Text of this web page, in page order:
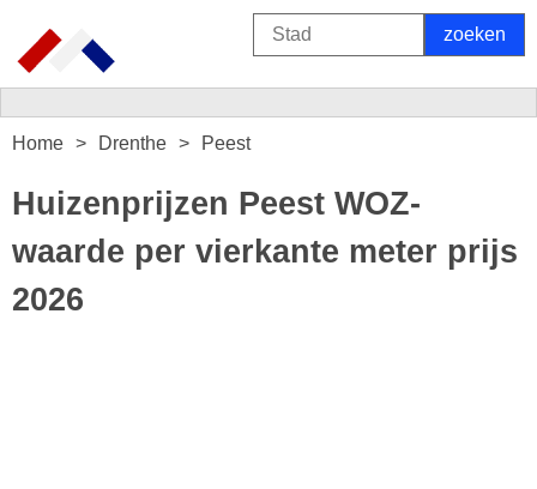
Home Drenthe Peest
Huizenprijzen Peest WOZ-
waarde per vierkante meter prijs
2026